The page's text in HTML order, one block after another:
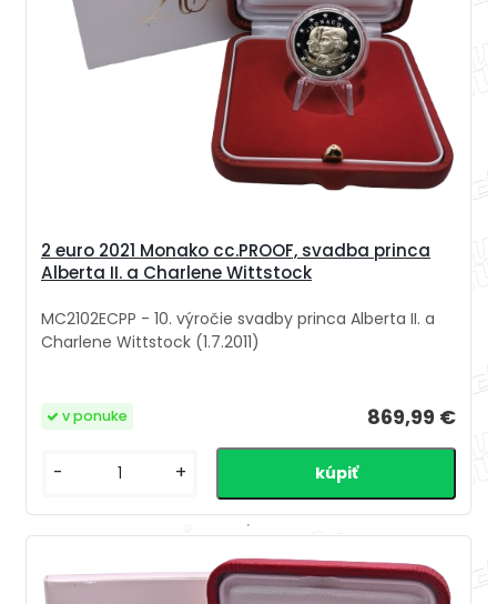
2 euro 2021 Monako cc.PROOF, svadba princa
Alberta II. a Charlene Wittstock
MC2102ECPP - 10. výročie svadby princa Alberta II. a
Charlene Wittstock (1.7.2011)
869,99 €
v ponuke
- +